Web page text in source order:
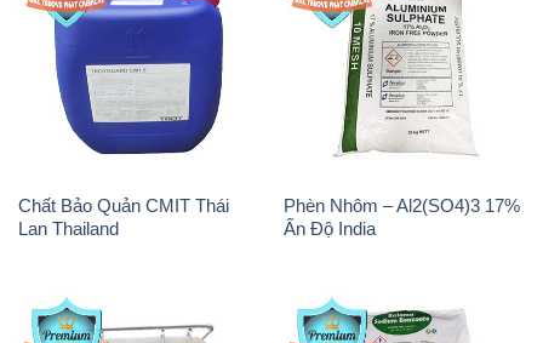
Chất Bảo Quản CMIT Thái
Lan Thailand
Phèn Nhôm – Al2(SO4)3 17%
Ấn Độ India